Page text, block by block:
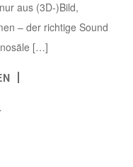
aus (3D-)Bild,
– der richtige Sound
[…]